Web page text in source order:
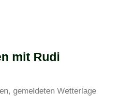
mit Rudi
gemeldeten Wetterlage